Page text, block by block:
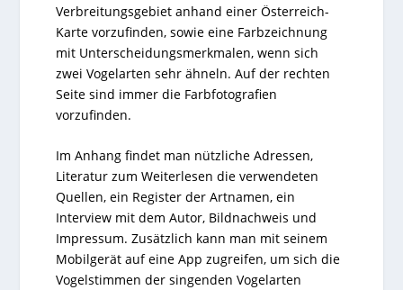
Verbreitungsgebiet anhand einer Österreich-
Karte vorzufinden, sowie eine Farbzeichnung
mit Unterscheidungsmerkmalen, wenn sich
zwei Vogelarten sehr ähneln. Auf der rechten
Seite sind immer die Farbfotografien
vorzufinden.
Im Anhang findet man nützliche Adressen,
Literatur zum Weiterlesen die verwendeten
Quellen, ein Register der Artnamen, ein
Interview mit dem Autor, Bildnachweis und
Impressum. Zusätzlich kann man mit seinem
Mobilgerät auf eine App zugreifen, um sich die
Vogelstimmen der singenden Vogelarten